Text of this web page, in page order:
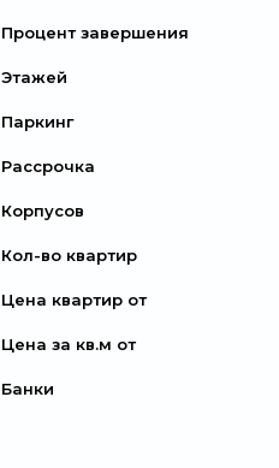
Процент завершения
Этажей
Паркинг
Рассрочка
Корпусов
Кол-во квартир
Цена квартир от
Цена за кв.м от
Банки